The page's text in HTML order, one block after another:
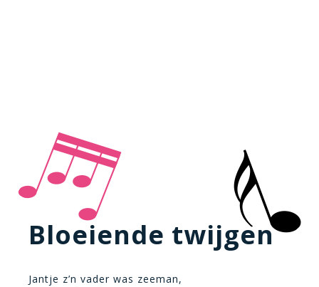
Bloeiende twijgen
Jantje z’n vader was zeeman,